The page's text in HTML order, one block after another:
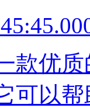
款优
可以